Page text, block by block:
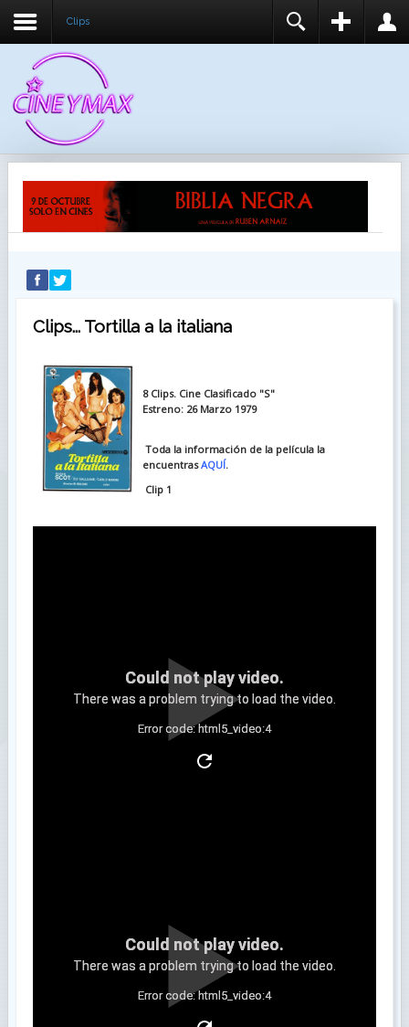
Clips
RECUÉRDEME
IDENTIFICARSE
Clips... Tortilla a la italiana
8 Clips. Cine Clasificado "S"
Estreno: 26 Marzo 1979
Toda la información de la película la
encuentrasAQUÍ.
Clip 1
Could not play video.
There was a problem trying to load the video.
Error code: html5_video:4
Could not play video.
There was a problem trying to load the video.
Error code: html5_video:4